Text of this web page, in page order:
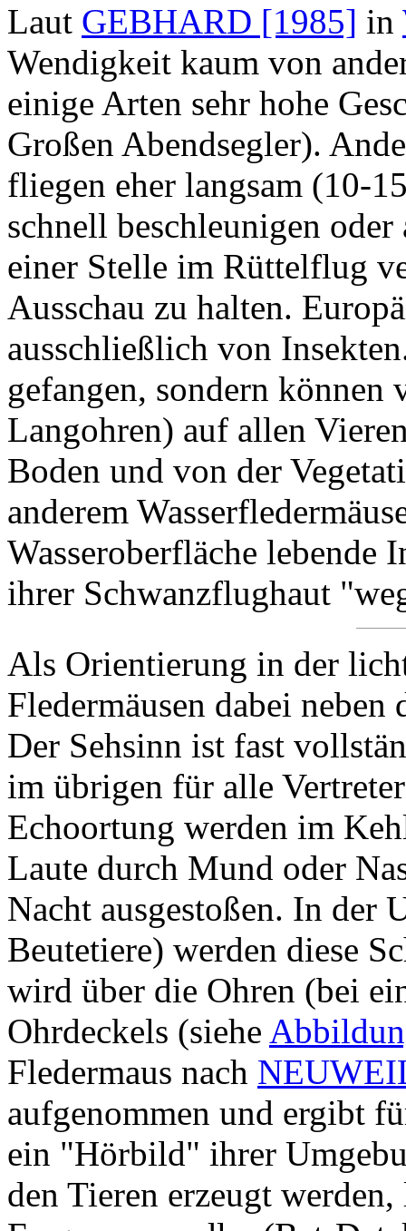
Laut GEBHARD [1985] in
Wendigkeit kaum von
einige Arten sehr hohe
Großen Abendsegler).
fliegen eher langsam (10-
schnell beschleunigen
einer Stelle im Rüttelflug
Ausschau zu halten.
ausschließlich von
gefangen, sondern
Langohren) auf allen
Boden und von der
anderem
Wasseroberfläche lebende
ihrer Schwanzflughaut
Als Orientierung in der
Fledermäusen dabei
Der Sehsinn ist fast
im übrigen für alle
Echoortung werden im
Laute durch Mund oder
Nacht ausgestoßen. In der
Beutetiere) werden diese
wird über die Ohren (bei
Ohrdeckels (siehe
Fledermaus nach
aufgenommen und ergibt
ein "Hörbild" ihrer
den Tieren erzeugt werden,